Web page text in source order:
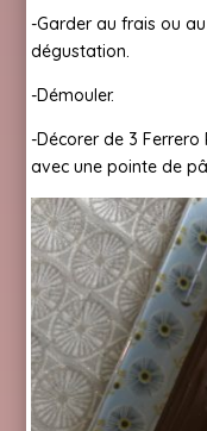
-Garder au frais ou
dégustation.
-Démouler.
-Décorer de 3 Ferrero
avec une pointe de